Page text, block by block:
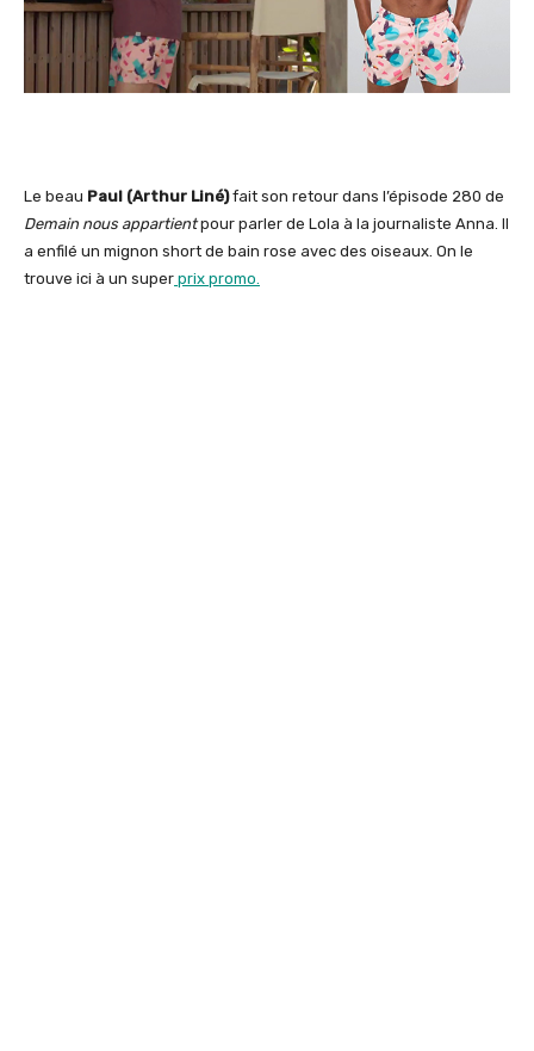
Le beau Paul (Arthur Liné)fait son retour dans l’épisode 280 de
Demain nous appartientpour parler de Lola à la journaliste Anna. Il
a enfilé un mignon short de bain rose avec des oiseaux. On le
trouve ici à un super prix promo.